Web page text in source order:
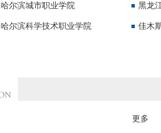
哈尔滨城市职业学院 黑龙
哈尔滨科学技术职业学院 佳木
更多